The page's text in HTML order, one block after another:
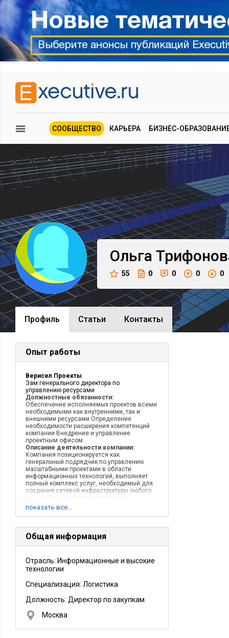
СООБЩЕСТВО КАРЬЕРА БИЗНЕС-
Ольга
55 0 0 0 0
Профиль Cтатьи Контакты
Опыт работы
Верисел Проекты
Зам.генерального директора по
управлению ресурсами
Должностные обязанности:
Обеспечение исполняемых проектов всеми
необходимыми как внутренними, так и
внешними ресурсами.Определение
необходимости расширения компетенций
компании.Внедрение и управление
проектным офисом.
Описание деятельности компании:
Компания позиционируется как
генеральный подрядчик по управлению
масштабными проектами в области
информационных технологий, выполняет
полный комплекс услуг, необходимый для
создания сетевой инфраструктуры любого
финансирован
показать все…
Общая информация
Отрасль: Информационные и высокие
технологии
Специализация: Логистика
Должность: Директор по закупкам
Москва